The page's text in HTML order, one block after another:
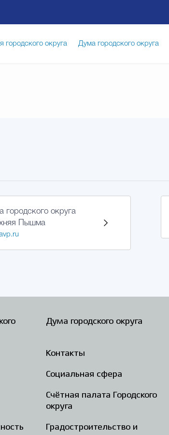
городского округа Дума городского округа
городского округа
Пышма
Дума городского округа
Контакты
Социальная сфера
Счётная палата Городского
округа
Градостроительство и